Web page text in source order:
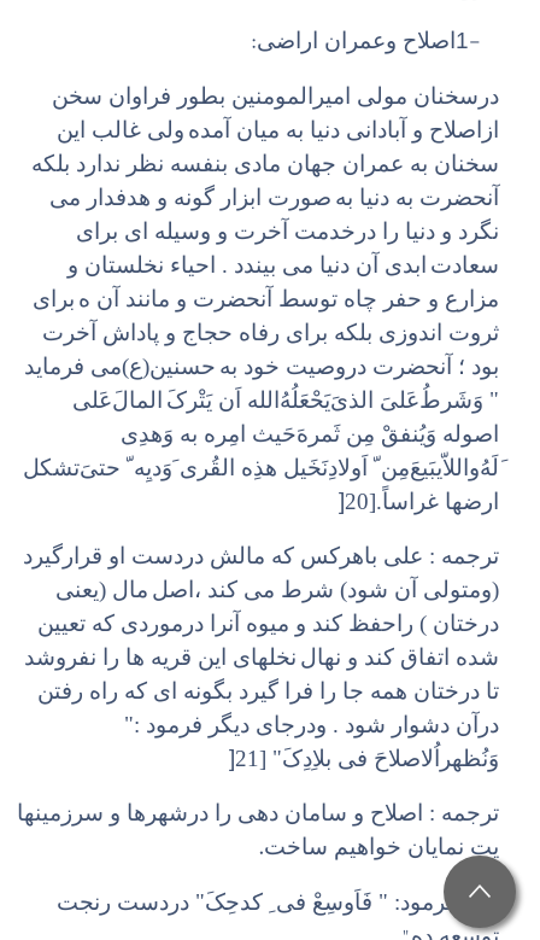
1- اصلاح وعمران اراضی:
درسخنان مولی امیرالمومنین بطور فراوان سخن
ازاصلاح و آبادانی دنیا به میان آمده ولی غالب این
سخنان به عمران جهان مادی بنفسه نظر ندارد بلکه
آنحضرت به دنیا به صورت ابزار گونه و هدفدار می
نگرد و دنیا را درخدمت آخرت و وسیله ای برای
سعادت ابدی آن دنیا می بیندد . احیاء نخلستان و
مزارع و حفر چاه توسط آنحضرت و مانند آن ه برای
ثروت اندوزی بلکه برای رفاه حجاج و پاداش آخرت
بود ؛ آنحضرت دروصیت خود به حسنین(ع)‌می فرماید
" وَشَرطُ‌عَلیَ‌ الذیَ‌یَحْعَلُهُ‌الله اَن یَتْرک‌َ المالَ‌عَلی
اصوله وَیُنفقْ مِن ثَمرهَ‌حَیث امِره به وَهدِی
َ‌لَهُ‌واللاّ‌یبَیعَ‌مِن ّ اَولادِ‌نَخَیل هذِه القُری َ‌وَ‌دیِه ّ حتیَ‌تشکل
ارضها غراساً.[20
]
ترجمه : علی باهرکس که مالش دردست او قرارگیرد
(ومتولی آن شود) شرط می کند ،‌اصل مال (یعنی
درختان ) راحفظ کند و میوه آنرا درموردی که تعیین
شده اتفاق کند و نهال نخلهای این قریه ها را نفروشد
تا درختان همه جا را فرا گیرد بگونه ای که راه رفتن
درآن دشوار شود . ودرجای دیگر فرمود :"
وَنُظهراُ‌لاصلاحَ فی بلاِدِکَ" [21
]
ترجمه : اصلاح و سامان دهی را درشهرها و سرزمینها
یت نمایان خواهیم ساخت.
ونیز فرمود: " فَاَوسِعْ فی ِ کدحِکَ" دردست رنجت